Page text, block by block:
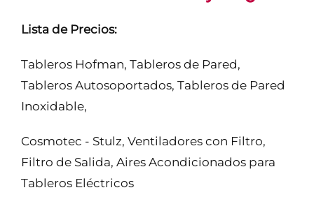
Lista de Precios:
Tableros Hofman, Tableros de Pared,
Tableros Autosoportados, Tableros de Pared
Inoxidable,
Cosmotec - Stulz, Ventiladores con Filtro,
Filtro de Salida, Aires Acondicionados para
Tableros Eléctricos